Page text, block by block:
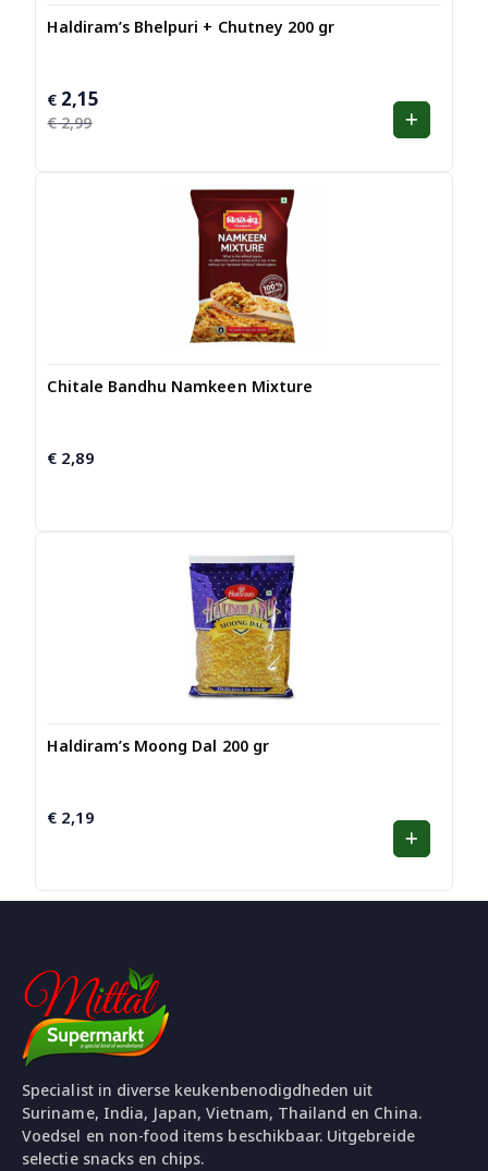
Haldiram’s Bhelpuri + Chutney 200 gr
€2,99
Oorspronkelijke
prijs
€ 2,15
Huidige
prijs
Chitale Bandhu Namkeen Mixture
€ 2,89
Haldiram’s Moong Dal 200 gr
€ 2,19
Specialist in diverse keukenbenodigdheden uit
Suriname, India, Japan, Vietnam, Thailand en China.
Voedsel en non-food items beschikbaar. Uitgebreide
selectie snacks en chips.